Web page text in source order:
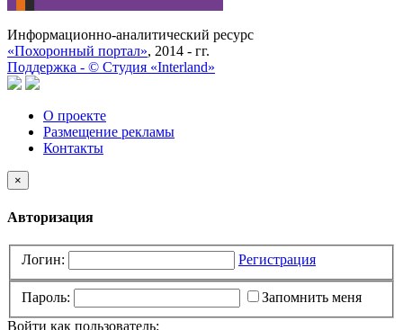
Информационно-аналитический ресурс
«Похоронный портал», 2014 - гг.
Поддержка - © Cтудия «Interland»
О проекте
Размещение рекламы
Контакты
×
Авторизация
Логин: Регистрация
Пароль:
Запомнить меня
Войти как пользователь: